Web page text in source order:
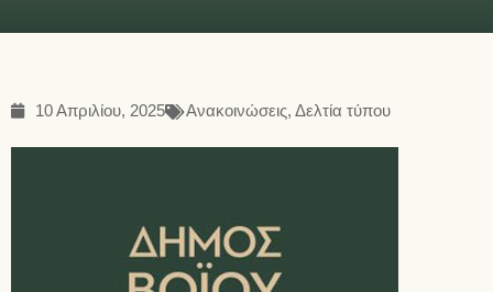
10 Απριλίου, 2025 Ανακοινώσεις,Δελτία τύπου